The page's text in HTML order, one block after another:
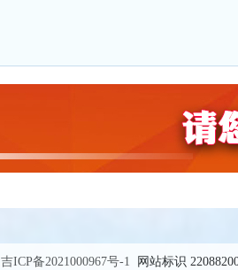
吉ICP备2021000967号-1 网站标识